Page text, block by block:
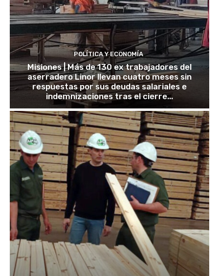
POLÍTICA Y ECONOMÍA
Misiones | Más de 130 ex trabajadores del
aserradero Linor llevan cuatro meses sin
respuestas por sus deudas salariales e
indemnizaciones tras el cierre...